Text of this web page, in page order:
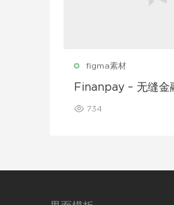
figma素材
Finanpay – 无缝金
734